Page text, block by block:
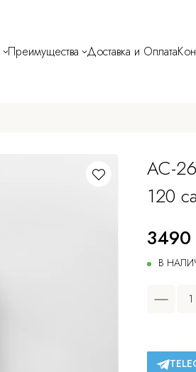
Преимущества Доставка и Оплата
AC-
120
3490
В